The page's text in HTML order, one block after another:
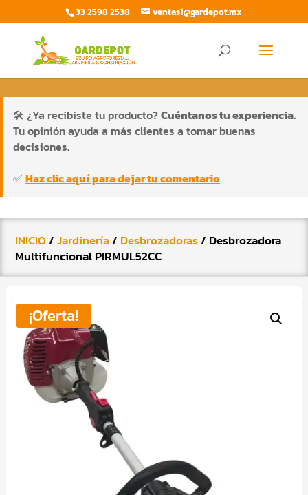
33 2598 2538 ventas1@gardepot.mx
🛠️ ¿Ya recibiste tu producto?Cuéntanos tu experiencia.
Tu opinión ayuda a más clientes a tomar buenas
decisiones.
✅ Haz clic aquí para dejar tu comentario
INICIO/Jardinería/ Desbrozadoras/ Desbrozadora
Multifuncional PIRMUL52CC
¡Oferta!